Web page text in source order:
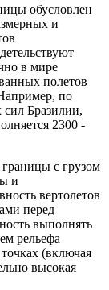
обусловлен
и
в мире
полетов
по
Бразилии,
2300 -
границы с грузом
и
вертолетов
перед
выполнять
рельефа
(включая
высокая